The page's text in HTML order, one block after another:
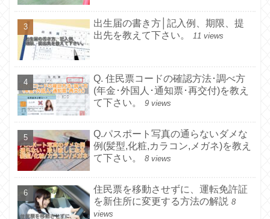
出生届の書き方│記入例、期限、提
出先を教えて下さい。
11 views
Q. 住民票コードの確認方法･調べ方
(年金･外国人･通知票･再交付)を教え
て下さい。
9 views
Q.パスポート写真の通らないダメな
例(髪型,化粧,カラコン,メガネ)を教え
て下さい。
8 views
住民票を移動させずに、運転免許証
を新住所に変更する方法の解説 8
views